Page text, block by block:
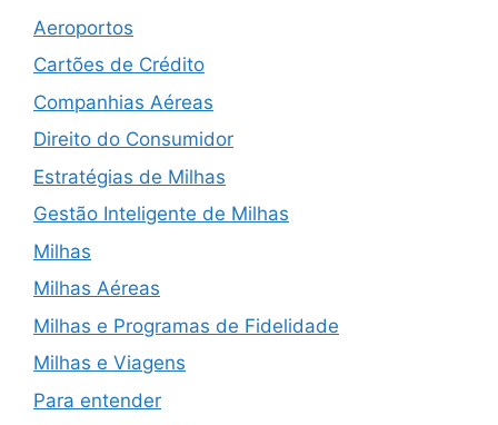
Aeroportos
Cartões de Crédito
Companhias Aéreas
Direito do Consumidor
Estratégias de Milhas
Gestão Inteligente de Milhas
Milhas
Milhas Aéreas
Milhas e Programas de Fidelidade
Milhas e Viagens
Para entender